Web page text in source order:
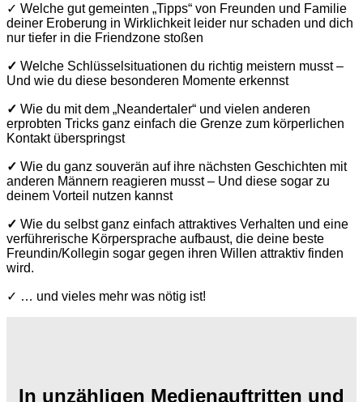
✓ Welche gut gemeinten „Tipps“ von Freunden und Familie
deiner Eroberung in Wirklichkeit leider nur schaden und dich
nur tiefer in die Friendzone stoßen
✓ Welche Schlüsselsituationen du richtig meistern musst –
Und wie du diese besonderen Momente erkennst
✓ Wie du mit dem „Neandertaler“ und vielen anderen
erprobten Tricks ganz einfach die Grenze zum körperlichen
Kontakt überspringst
✓ Wie du ganz souverän auf ihre nächsten Geschichten mit
anderen Männern reagieren musst – Und diese sogar zu
deinem Vorteil nutzen kannst
✓ Wie du selbst ganz einfach attraktives Verhalten und eine
verführerische Körpersprache aufbaust, die deine beste
Freundin/Kollegin sogar gegen ihren Willen attraktiv finden
wird.
✓ … und vieles mehr was nötig ist!
In unzähligen Medienauftritten und